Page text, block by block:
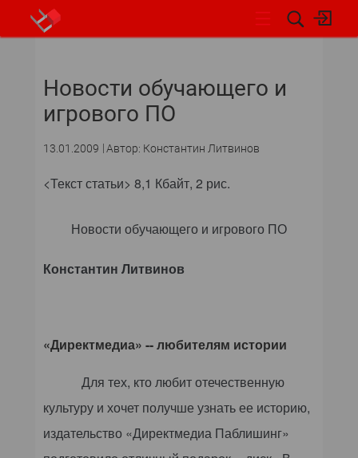
Новости обучающего и
игрового ПО
13.01.2009 Автор: Константин Литвинов
<Текст статьи> 8,1 Кбайт, 2 рис.
Новости обучающего и игрового ПО
Константин Литвинов
«Директмедиа» -- любителям истории
Для тех, кто любит отечественную
культуру и хочет получше узнать ее историю,
издательство «Директмедиа Паблишинг»